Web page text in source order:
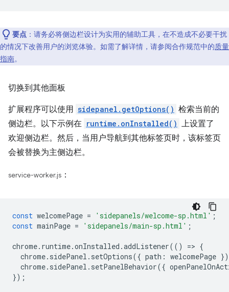
要点 ：请务必将侧边栏设计为实用的辅助工具，在不造成不必要干扰
的情况下改善用户的浏览体验。如需了解详情，请参阅合作规范中的质量
指南。
切换到其他面板
扩展程序可以使用 sidepanel.getOptions() 检索当前的
侧边栏。以下示例在 runtime.onInstalled() 上设置了
欢迎侧边栏。然后，当用户导航到其他标签页时，该标签页
会被替换为主侧边栏。
service-worker.js ：
const welcomePage = 'sidepanels/welcome-sp.html' ;
const mainPage = 'sidepanels/main-sp.html' ;
chrome. runtime.onInstalled .addListener(() => {
chrome. sidePanel . setOptions({ path : welcomePage
chrome. sidePanel . setPanelBehavior({
});